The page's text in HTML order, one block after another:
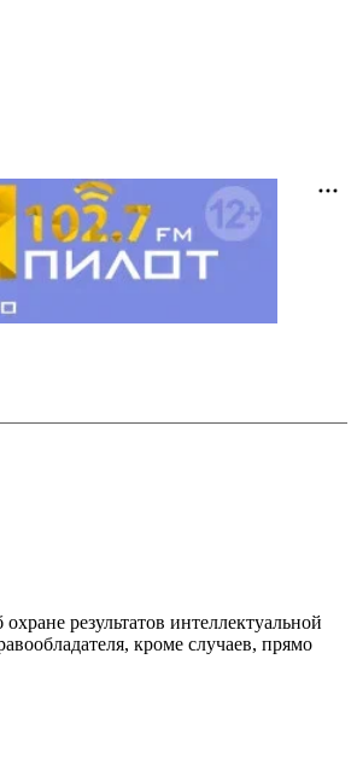
результатов интеллектуальной
кроме случаев, прямо